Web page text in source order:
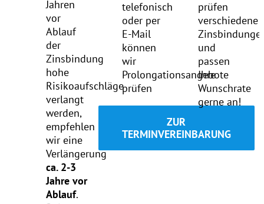
Jahren
vor
Ablauf
der
Zinsbindung
hohe
Risikoaufschläge
verlangt
werden,
empfehlen
wir eine
Verlängerung
ca. 2-3
Jahre vor
Ablauf.
telefonisch
oder per
E-Mail
können
wir
Prolongationsangebote
prüfen
ZUR
TERMINVEREINBARUNG
prüfen
verschiedene
und
passen
Ihre
Wunschrate
gerne an!